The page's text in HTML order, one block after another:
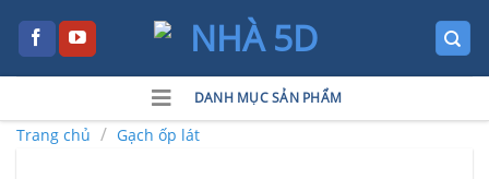
DANH MỤC SẢN PHẨM
Trang chủ / Gạch ốp lát